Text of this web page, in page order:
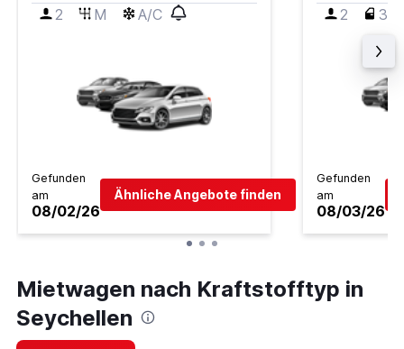
2
M A/C
Gefunden
am
08/02/26
Ähnliche Angebote finden
2 3
Gefunden
am
08/03/26
Mietwagen nach Kraftstofftyp in
Seychellen